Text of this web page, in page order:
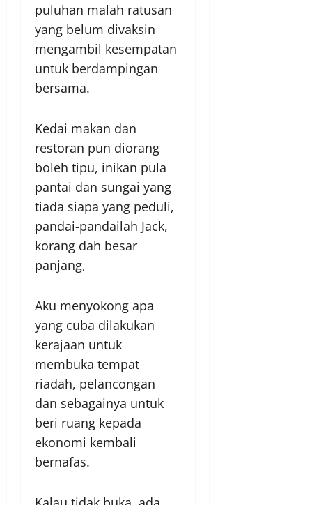
puluhan malah ratusan
yang belum divaksin
mengambil kesempatan
untuk berdampingan
bersama.
Kedai makan dan
restoran pun diorang
boleh tipu, inikan pula
pantai dan sungai yang
tiada siapa yang peduli,
pandai-pandailah Jack,
korang dah besar
panjang,
Aku menyokong apa
yang cuba dilakukan
kerajaan untuk
membuka tempat
riadah, pelancongan
dan sebagainya untuk
beri ruang kepada
ekonomi kembali
bernafas.